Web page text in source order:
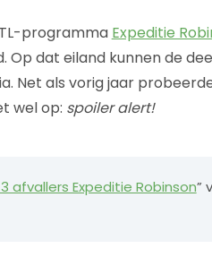
programma Expeditie
Op dat eiland kunnen de
Net als vorig jaar
wel op: spoiler alert!
afvallers Expeditie Robinson”